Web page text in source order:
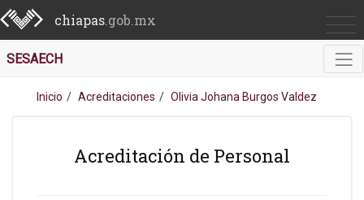
chiapas.gob.mx
SESAECH
Inicio Acreditaciones Olivia Johana Burgos Valdez
Acreditación de Personal